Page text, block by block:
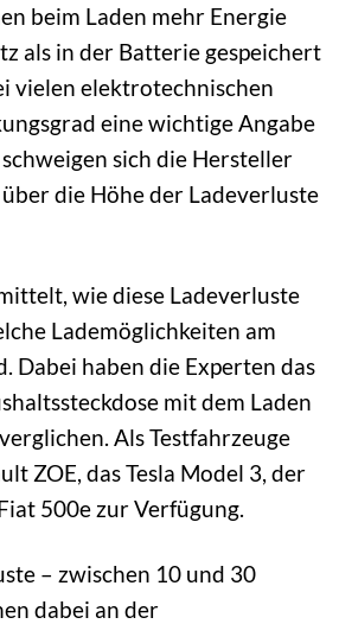
beim Laden mehr Energie
als in der Batterie gespeichert
vielen elektrotechnischen
eine wichtige Angabe
sich die Hersteller
die Höhe der Ladeverluste
wie diese Ladeverluste
Lademöglichkeiten am
Dabei haben die Experten das
mit dem Laden
Als Testfahrzeuge
ZOE, das Tesla Model 3, der
500e zur Verfügung.
– zwischen 10 und 30
dabei an der